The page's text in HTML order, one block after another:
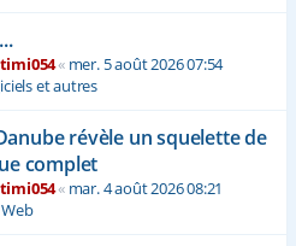
« mer. 5 août 2026 07:54
et autres
révèle un squelette de
complet
« mar. 4 août 2026 08:21